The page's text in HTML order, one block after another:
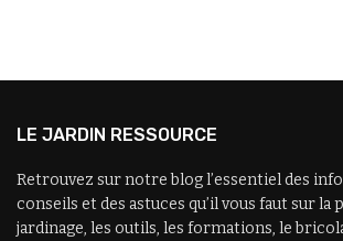
LE JARDIN RESSOURCE
Retrouvez sur notre blog l’essentiel des
conseils et des astuces qu’il vous faut sur la
jardinage, les outils, les formations, le